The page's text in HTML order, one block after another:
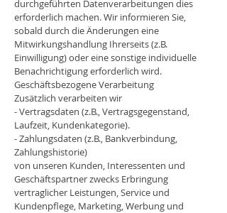
durchgeführten Datenverarbeitungen dies
erforderlich machen. Wir informieren Sie,
sobald durch die Änderungen eine
Mitwirkungshandlung Ihrerseits (z.B.
Einwilligung) oder eine sonstige individuelle
Benachrichtigung erforderlich wird.
Geschäftsbezogene Verarbeitung
Zusätzlich verarbeiten wir
- Vertragsdaten (z.B., Vertragsgegenstand,
Laufzeit, Kundenkategorie).
- Zahlungsdaten (z.B., Bankverbindung,
Zahlungshistorie)
von unseren Kunden, Interessenten und
Geschäftspartner zwecks Erbringung
vertraglicher Leistungen, Service und
Kundenpflege, Marketing, Werbung und